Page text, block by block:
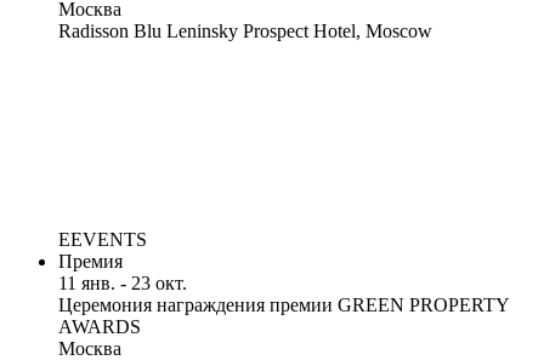
Москва
Radisson Blu Leninsky Prospect Hotel, Moscow
EEVENTS
Премия
11 янв. - 23 окт.
Церемония награждения премии GREEN PROPERTY
AWARDS
Москва